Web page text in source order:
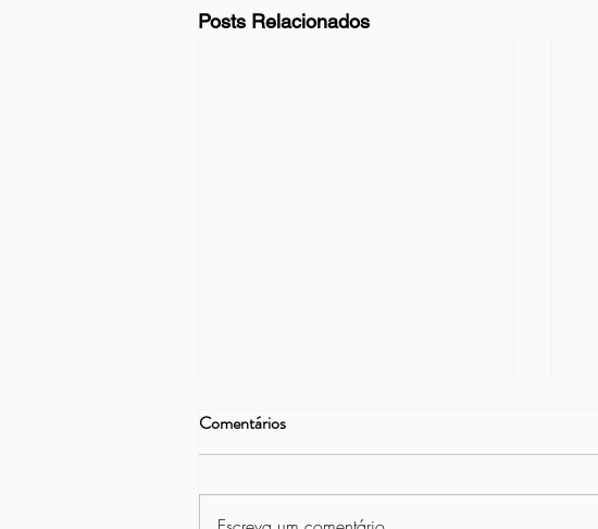
Posts Relacionados
Comentários